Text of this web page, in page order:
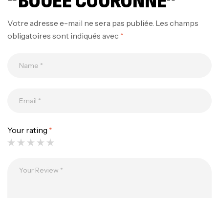
Votre adresse e-mail ne sera pas publiée. Les champs
obligatoires sont indiqués avec *
Your rating *
1.83m 120/250gr 30kg